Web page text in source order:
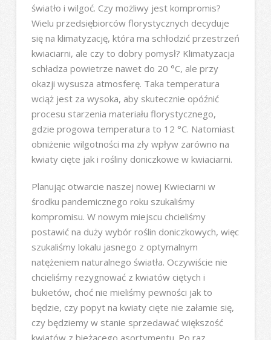
światło i wilgoć. Czy możliwy jest kompromis?
Wielu przedsiębiorców florystycznych decyduje
się na klimatyzację, która ma schłodzić przestrzeń
kwiaciarni, ale czy to dobry pomysł? Klimatyzacja
schładza powietrze nawet do 20 °C, ale przy
okazji wysusza atmosferę. Taka temperatura
wciąż jest za wysoka, aby skutecznie opóźnić
procesu starzenia materiału florystycznego,
gdzie progowa temperatura to 12 °C. Natomiast
obniżenie wilgotności ma zły wpływ zarówno na
kwiaty cięte jak i rośliny doniczkowe w kwiaciarni.
Planując otwarcie naszej nowej Kwieciarni w
środku pandemicznego roku szukaliśmy
kompromisu. W nowym miejscu chcieliśmy
postawić na duży wybór roślin doniczkowych, więc
szukaliśmy lokalu jasnego z optymalnym
natężeniem naturalnego światła. Oczywiście nie
chcieliśmy rezygnować z kwiatów ciętych i
bukietów, choć nie mieliśmy pewności jak to
będzie, czy popyt na kwiaty cięte nie załamie się,
czy będziemy w stanie sprzedawać większość
kwiatów z bieżącego asortymentu. Po raz